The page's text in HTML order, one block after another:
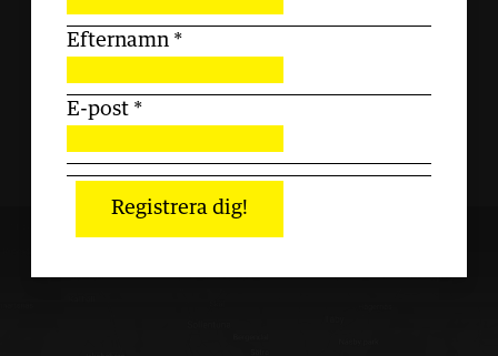
Efternamn *
E-post *
Registrera dig!